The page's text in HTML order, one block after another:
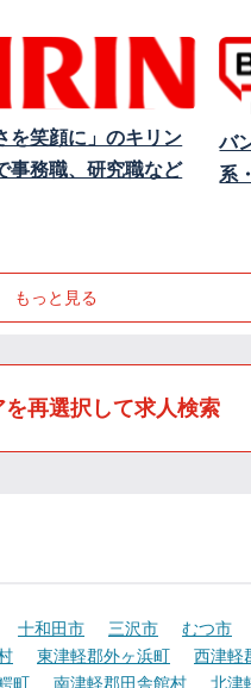
を笑顔に」のキリン
事務職、研究職など
バ
系
もっと見る
を再選択して求人検索
十和田市 三沢市 むつ市
東津軽郡外ヶ浜町 西津軽
町 南津軽郡田舎館村 北津